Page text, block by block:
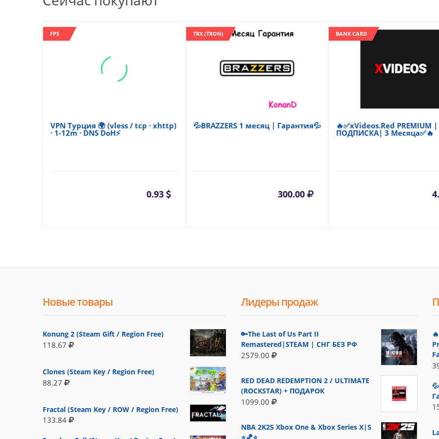
FPS
VPN Турция 🌍 (vless / tcp · xhttp)
· 1-12m · DNS DoH⚡
0.93
TRX (TRON)
💦BRAZZERS 1 месяц | Гарантия💦
300.00
BANK CARD
🔥✅xVideos.Red PREMIUM |
ПОДПИСКА| 3 Месяца✅🔥
Новые товары
Konung 2 (Steam Gift / Region Free)
118.67
Clones (Steam Key / Region Free)
88.27
Fractal (Steam Key / ROW / Region Free)
133.84
Лидеры продаж
🔑The Last of Us Part II
Remastered|STEAM | СНГ БЕЗ РФ
2579.00
RED DEAD REDEMPTION 2 / ULTIMATE
(ROCKSTAR) + ПОДАРОК
1099.00
NBA 2K25 Xbox One & Xbox Series X|S